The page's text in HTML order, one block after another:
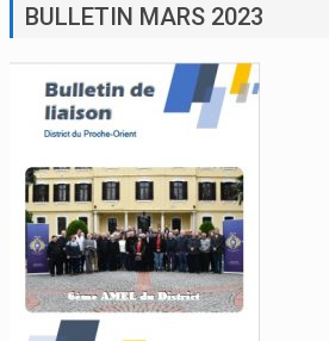
BULLETIN MARS 2023